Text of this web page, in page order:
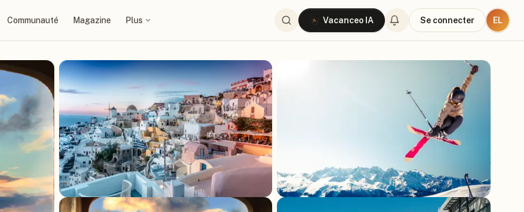
Communauté Magazine Plus Vacanceo IA Se connecter EL